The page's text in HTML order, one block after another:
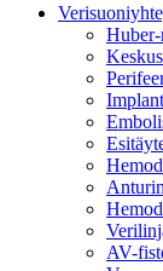
Huber-
AV-